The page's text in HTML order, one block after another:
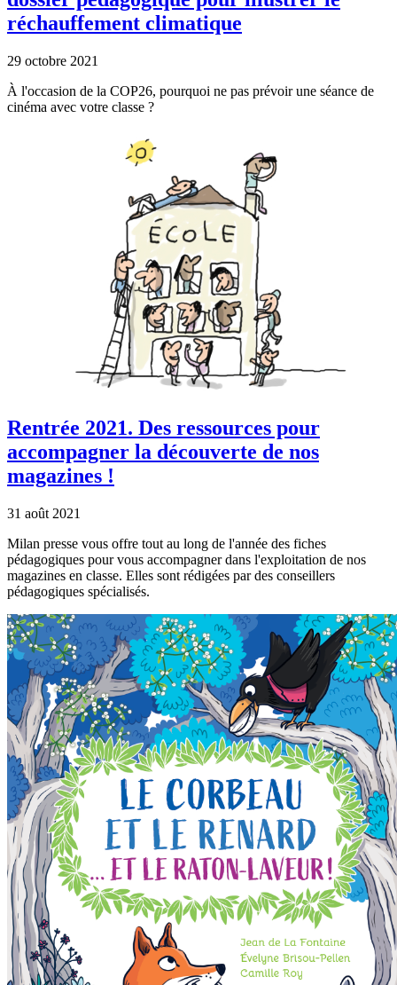
réchauffement climatique
29 octobre 2021
À l'occasion de la COP26, pourquoi ne pas prévoir une séance de
cinéma avec votre classe ?
Rentrée 2021. Des ressources pour
accompagner la découverte de nos
magazines !
31 août 2021
Milan presse vous offre tout au long de l'année des fiches
pédagogiques pour vous accompagner dans l'exploitation de nos
magazines en classe. Elles sont rédigées par des conseillers
pédagogiques spécialisés.